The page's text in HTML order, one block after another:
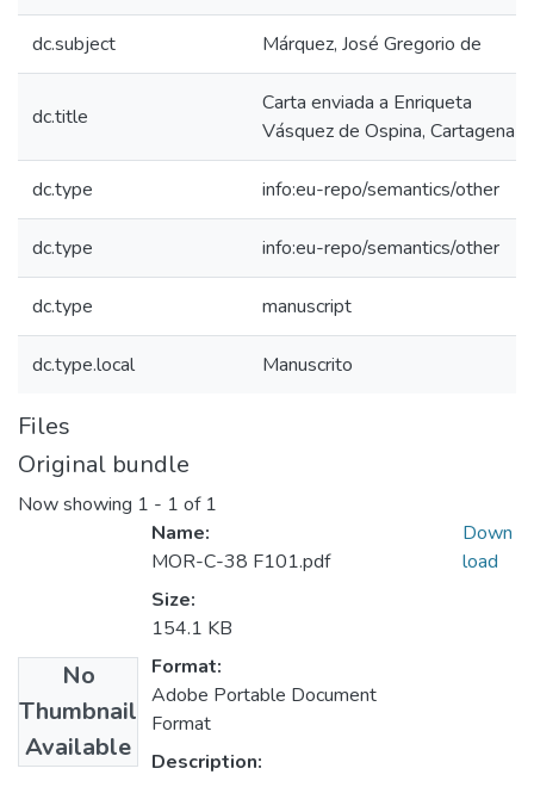
dc.subject Márquez, José Gregorio de
dc.title
Carta enviada a Enriqueta
Vásquez de Ospina, Cartagena
dc.type info:eu-repo/semantics/other
dc.type info:eu-repo/semantics/other
dc.type manuscript
dc.type.local Manuscrito
Files
Original bundle
Now showing 1 - 1 of 1
No
Thumbnail
Available
Name:
MOR-C-38 F101.pdf
Size:
154.1 KB
Format:
Adobe Portable Document
Format
Description:
Down
load